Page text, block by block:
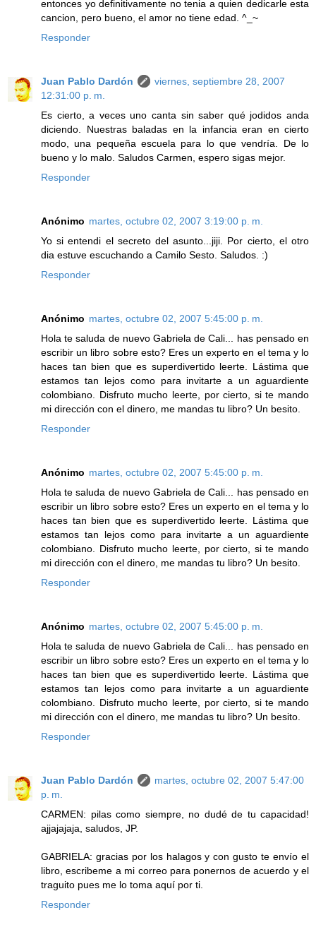
entonces yo definitivamente no tenia a quien dedicarle esta
cancion, pero bueno, el amor no tiene edad. ^_~
Responder
Juan Pablo Dardón
viernes, septiembre 28, 2007
12:31:00 p. m.
Es cierto, a veces uno canta sin saber qué jodidos anda
diciendo. Nuestras baladas en la infancia eran en cierto
modo, una pequeña escuela para lo que vendría. De lo
bueno y lo malo. Saludos Carmen, espero sigas mejor.
Responder
Anónimo martes, octubre 02, 2007 3:19:00 p. m.
Yo si entendi el secreto del asunto...jiji. Por cierto, el otro
dia estuve escuchando a Camilo Sesto. Saludos. :)
Responder
Anónimo martes, octubre 02, 2007 5:45:00 p. m.
Hola te saluda de nuevo Gabriela de Cali... has pensado en
escribir un libro sobre esto? Eres un experto en el tema y lo
haces tan bien que es superdivertido leerte. Lástima que
estamos tan lejos como para invitarte a un aguardiente
colombiano. Disfruto mucho leerte, por cierto, si te mando
mi dirección con el dinero, me mandas tu libro? Un besito.
Responder
Anónimo martes, octubre 02, 2007 5:45:00 p. m.
Hola te saluda de nuevo Gabriela de Cali... has pensado en
escribir un libro sobre esto? Eres un experto en el tema y lo
haces tan bien que es superdivertido leerte. Lástima que
estamos tan lejos como para invitarte a un aguardiente
colombiano. Disfruto mucho leerte, por cierto, si te mando
mi dirección con el dinero, me mandas tu libro? Un besito.
Responder
Anónimo martes, octubre 02, 2007 5:45:00 p. m.
Hola te saluda de nuevo Gabriela de Cali... has pensado en
escribir un libro sobre esto? Eres un experto en el tema y lo
haces tan bien que es superdivertido leerte. Lástima que
estamos tan lejos como para invitarte a un aguardiente
colombiano. Disfruto mucho leerte, por cierto, si te mando
mi dirección con el dinero, me mandas tu libro? Un besito.
Responder
Juan Pablo Dardón
martes, octubre 02, 2007 5:47:00
p. m.
CARMEN: pilas como siempre, no dudé de tu capacidad!
ajjajajaja, saludos, JP.
GABRIELA: gracias por los halagos y con gusto te envío el
libro, escribeme a mi correo para ponernos de acuerdo y el
traguito pues me lo toma aquí por ti.
Responder